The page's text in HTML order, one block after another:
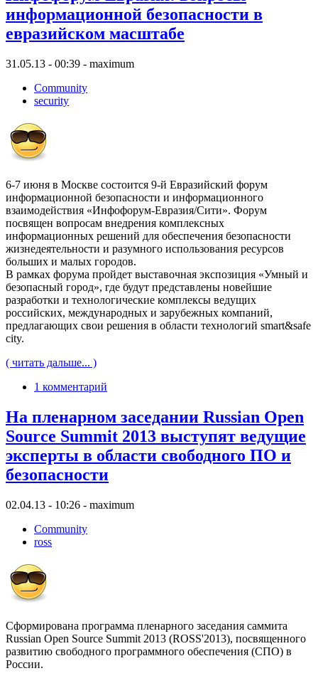
информационной безопасности в
евразийском масштабе
31.05.13 - 00:39 - maximum
Community
security
6-7 июня в Москве состоится 9-й Евразийский форум
информационной безопасности и информационного
взаимодействия «Инфофорум-Евразия/Сити». Форум
посвящен вопросам внедрения комплексных
информационных решений для обеспечения безопасности
жизнедеятельности и разумного использования ресурсов
больших и малых городов.
В рамках форума пройдет выставочная экспозиция «Умный и
безопасный город», где будут представлены новейшие
разработки и технологические комплексы ведущих
российских, международных и зарубежных компаний,
предлагающих свои решения в области технологий smart&safe
city.
( читать дальше... )
1 комментарий
На пленарном заседании Russian Open
Source Summit 2013 выступят ведущие
эксперты в области свободного ПО и
безопасности
02.04.13 - 10:26 - maximum
Community
ross
Сформирована программа пленарного заседания саммита
Russian Open Source Summit 2013 (ROSS'2013), посвященного
развитию свободного программного обеспечения (СПО) в
России.